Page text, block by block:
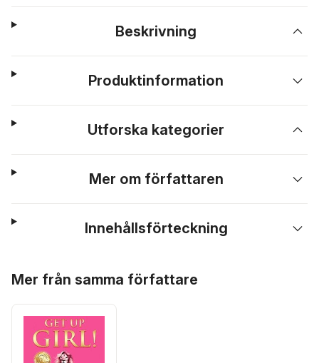
Beskrivning
Produktinformation
Utforska kategorier
Mer om författaren
Innehållsförteckning
Mer från samma författare